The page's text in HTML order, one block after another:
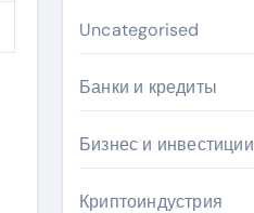
Uncategorised
Банки и кредиты
Бизнес и инвестиции
Криптоиндустрия